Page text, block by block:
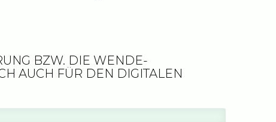
BZW. DIE WENDE-
AUCH FÜR DEN DIGITALEN